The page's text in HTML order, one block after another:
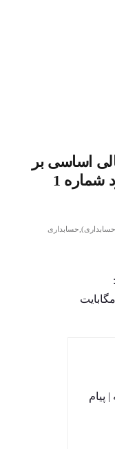
مالی اساسی بر
شماره 1
,حسابداری
| پیام